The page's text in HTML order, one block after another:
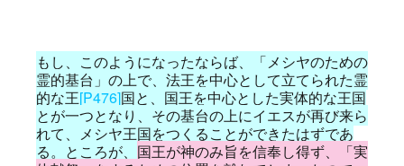
もし、このようになったならば、「メシヤのための
霊的基台」の上で、法王を中心として立てられた霊
的な王[P476]国と、国王を中心とした実体的な王国
とが一つとなり、その基台の上にイエスが再び来ら
れて、メシヤ王国をつくることができたはずであ
る。ところが、 国王が神のみ旨を信奉し得ず、「実